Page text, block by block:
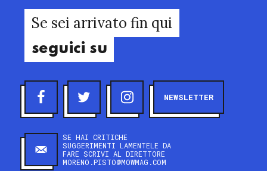
Se sei arrivato fin qui
seguici su
NEWSLETTER
SE HAI CRITICHE
SUGGERIMENTI LAMENTELE DA
FARE SCRIVI AL DIRETTORE
MORENO.PISTO@MOWMAG.COM